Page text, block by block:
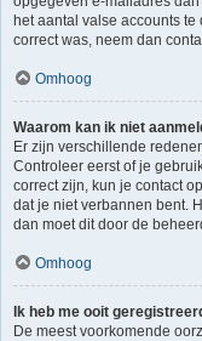
het aantal valse accounts
correct was, neem dan
Omhoog
Waarom kan ik niet
Er zijn verschillende
Controleer eerst of je
correct zijn, kun je contact
dat je niet verbannen bent.
dan moet dit door de
Omhoog
Ik heb me ooit
De meest voorkomende